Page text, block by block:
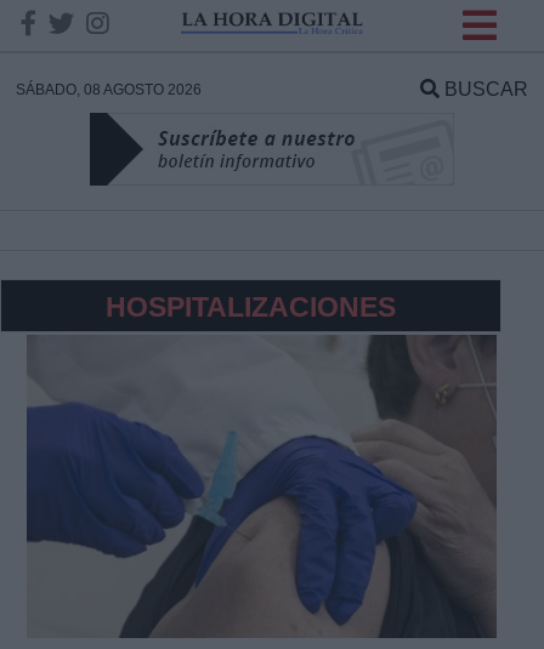
SÁBADO, 08 AGOSTO 2026 BUSCAR
HOSPITALIZACIONES
DATOS
Responsable:
Destinatarios: